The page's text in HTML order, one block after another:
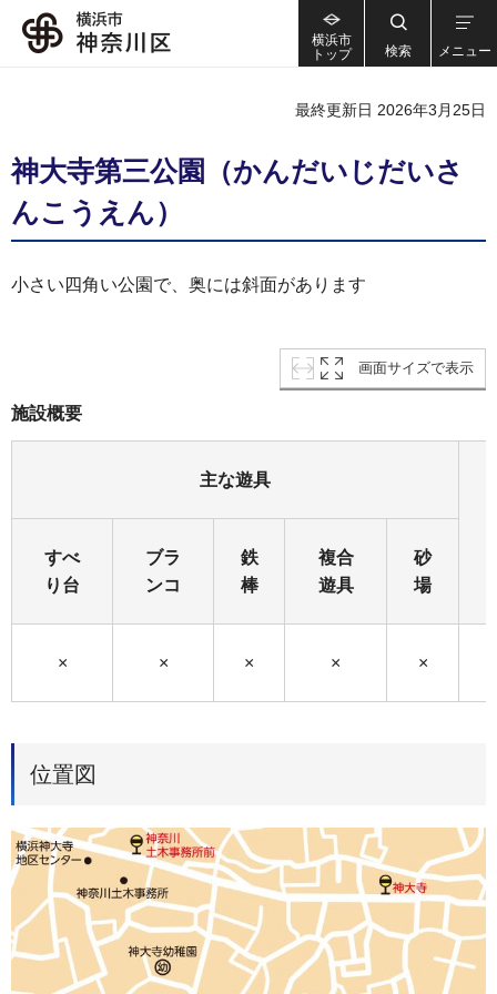
横浜市
トップ
検索 メニュー
最終更新日 2026年3月25日
神大寺第三公園（かんだいじだいさ
んこうえん）
小さい四角い公園で、奥には斜面があります
画面サイズで表示
施設概要
主な遊具
すべ
り台
ブラ
ンコ
鉄
棒
複合
遊具
砂
場
× × × × ×
位置図